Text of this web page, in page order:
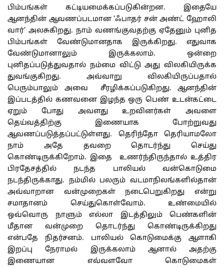
பிம்பங்கள் கட்டியமைக்கப்படுகின்றன. இதையே
ஆனந்தின் ஆவணப்படமான ‘ஃபாதர் சன் அண்ட் ஹோலி
வார்’ அலசுகிறது. நாம் வணங்குவதற்கு ஏதேனும் புனித
பிம்பங்கள் வேண்டுமானதாக இருக்கிறது. எதுவாக
வேண்டுமானாலும் இருக்கலாம். ஒன்றை
புனிதப்படுத்துவதால் நம்மை விட்டு அது விலகியிருக்க
துவங்குகிறது. அவ்வாறு விலகியிருப்பதால்
பெரும்பாலும் அவை சீரழிக்கப்படுகிறது. ஆனந்தின்
இப்படத்தில் கணவனை இழந்த ஒரு பெண் உடன்கட்டை
ஏறும் போது அவளது உறவினர்கள் அவளை
தெய்வத்திற்கு இணையாக போற்றுவது
ஆவணப்படுத்தப்பட்டுள்ளது. தெரிந்தோ தெரியாமலோ
நாம் அதே தவறை தொடர்ந்து செய்து
கொண்டிருக்கிறோம். இதை உணர்ந்திருந்தால் உத்திர
பிரதேசத்தில் நடந்த பாலியல் வன்கொடுமை
நடந்திருக்காது. நம்மில் பலரும் வடமாநிலங்களில்தான்
அவ்வாறான வன்முறைகள் நடைபெறுகிறது என்று
சமாதானம் செய்துகொள்வோம். உண்மையில்
ஒவ்வொரு நாளும் எல்லா இடத்திலும் பெண்களின்
மீதான வன்முறை தொடர்ந்து கொண்டிருக்கிறது
என்பதே நிதர்சனம். பாலியல் கொடுமைக்கு ஆளாகி
இறப்பு நேராமல் இருக்கலாம் ஆனால் அதற்கு
இணையான எவ்வளவோ கொடுமைகள்